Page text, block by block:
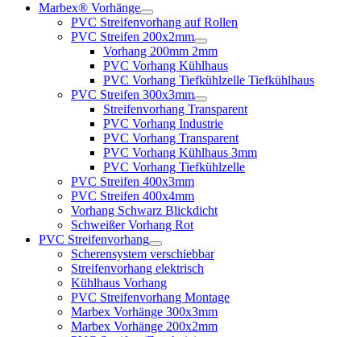
Marbex® Vorhänge
PVC Streifenvorhang auf Rollen
PVC Streifen 200x2mm
Vorhang 200mm 2mm
PVC Vorhang Kühlhaus
PVC Vorhang Tiefkühlzelle Tiefkühlhaus
PVC Streifen 300x3mm
Streifenvorhang Transparent
PVC Vorhang Industrie
PVC Vorhang Transparent
PVC Vorhang Kühlhaus 3mm
PVC Vorhang Tiefkühlzelle
PVC Streifen 400x3mm
PVC Streifen 400x4mm
Vorhang Schwarz Blickdicht
Schweißer Vorhang Rot
PVC Streifenvorhang
Scherensystem verschiebbar
Streifenvorhang elektrisch
Kühlhaus Vorhang
PVC Streifenvorhang Montage
Marbex Vorhänge 300x3mm
Marbex Vorhänge 200x2mm